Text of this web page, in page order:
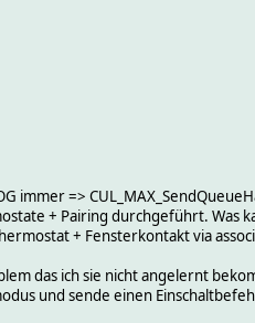
immer =>
+ Pairing durchgeführt. Was
+ Fensterkontakt via
das ich sie nicht angelernt
und sende einen